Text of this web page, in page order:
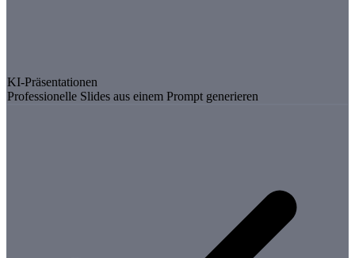
KI-Präsentationen
Professionelle Slides aus einem Prompt generieren